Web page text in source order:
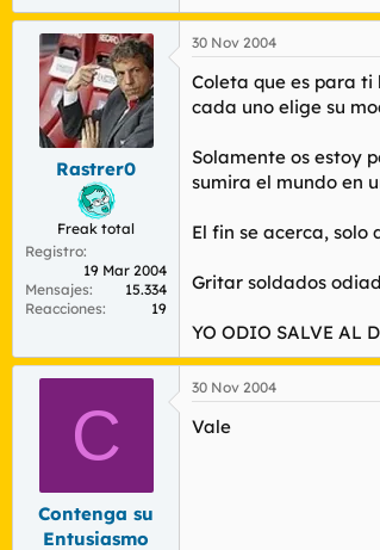
Rastrer0
Freak total
Registro
19 Mar 2004
Mensajes
15.334
Reacciones
19
30 Nov 2004
Coleta que es para
cada uno elige su
Solamente os estoy
sumira el mundo en
El fin se acerca, solo
Gritar soldados
YO ODIO SALVE AL
C
Contenga su
Entusiasmo
30 Nov 2004
Vale